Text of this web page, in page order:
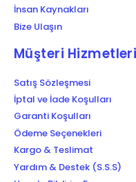
İnsan Kaynakları
Bize Ulaşın
Müşteri Hizmetleri
Satış Sözleşmesi
İptal ve İade Koşulları
Garanti Koşulları
Ödeme Seçenekleri
Kargo & Teslimat
Yardım & Destek (S.S.S)